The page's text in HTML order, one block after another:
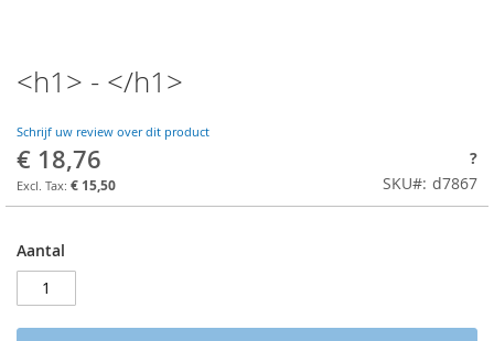
<h1> - </h1>
Schrijf uw review over dit product
€ 18,76
€ 15,50
?
SKU
d7867
Aantal